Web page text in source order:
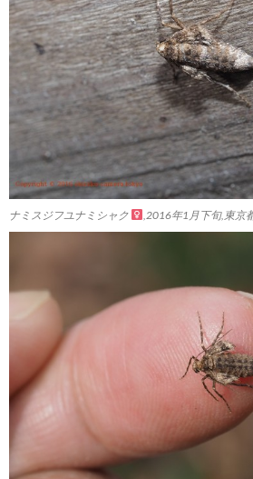
ナミスジフユナミシャク ,2016年1月下旬,東京